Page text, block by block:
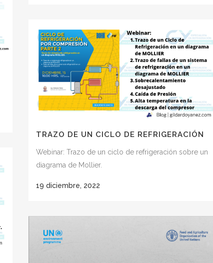
TRAZO DE UN CICLO DE REFRIGERACIÓN
Webinar: Trazo de un ciclo de refrigeración sobre un
diagrama de Mollier.
19 diciembre, 2022